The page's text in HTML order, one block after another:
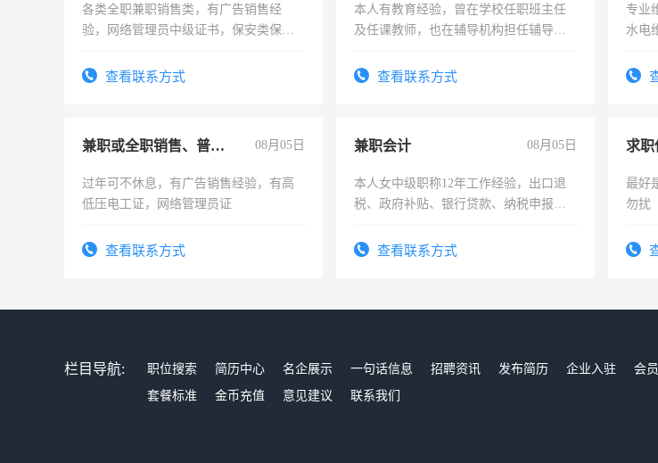
各类全职兼职销售类，有广告销售经
验，网络管理员中级证书，保安类保安
有高低压电工证和十几年工作经验
查看联系方式
本人有教育经验，曾在学校任职班主任
及任课教师，也在辅导机构担任辅导教
查看联系方式
专业
水电
兼职或全职销售、普工、维修 08月05日
过年可不休息，有广告销售经验，有高
低压电工证，网络管理员证
查看联系方式
兼职会计 08月05日
本人女中级职称12年工作经验，出口退
税、政府补贴、银行贷款、纳税申报、
务，财务咨询等业务。欲求兼职会计工
查看联系方式
求职
最好
勿扰
栏目导航: 职位搜索 简历中心 名企展示 一句话信息 招聘资讯 发布简历 企业入驻 会
套餐标准
金币充值 意见建议 联系我们